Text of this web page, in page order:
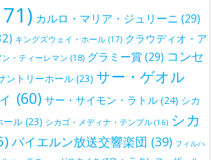
カルロ・マリア・ジュリーニ (29)
キングズウェイ・ホール (17) クラウディオ・ア
・ティーレマン (18) グラミー賞 (29) コンセ
ントリーホール (23) サー・ゲオル
(60) サー・サイモン・ラトル (24) シカ
ール (23) シカゴ・メディナ・テンプル (16) シカ
バイエルン放送交響楽団 (39) フィルハ